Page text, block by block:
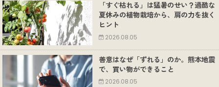
「すぐ枯れる」は猛暑のせい？過酷な
夏休みの植物栽培から、肩の力を抜く
ヒント
2026.08.05
善意はなぜ「ずれる」のか。熊本地震
で、買い物ができること
2026.08.05